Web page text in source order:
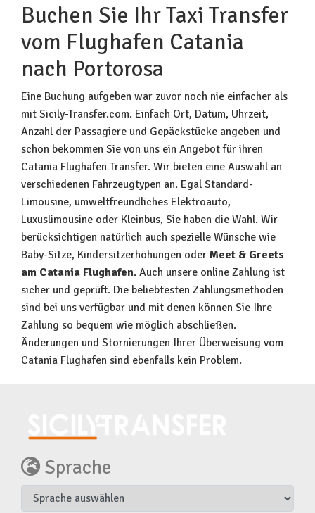
Buchen Sie Ihr Taxi Transfer
vom Flughafen Catania
nach Portorosa
Eine Buchung aufgeben war zuvor noch nie einfacher als
mit Sicily-Transfer.com. Einfach Ort, Datum, Uhrzeit,
Anzahl der Passagiere und Gepäckstücke angeben und
schon bekommen Sie von uns ein Angebot für ihren
Catania Flughafen Transfer. Wir bieten eine Auswahl an
verschiedenen Fahrzeugtypen an. Egal Standard-
Limousine, umweltfreundliches Elektroauto,
Luxuslimousine oder Kleinbus, Sie haben die Wahl. Wir
berücksichtigen natürlich auch spezielle Wünsche wie
Baby-Sitze, Kindersitzerhöhungen oder Meet & Greets
am Catania Flughafen. Auch unsere online Zahlung ist
sicher und geprüft. Die beliebtesten Zahlungsmethoden
sind bei uns verfügbar und mit denen können Sie Ihre
Zahlung so bequem wie möglich abschließen.
Änderungen und Stornierungen Ihrer Überweisung vom
Catania Flughafen sind ebenfalls kein Problem.
Sprache